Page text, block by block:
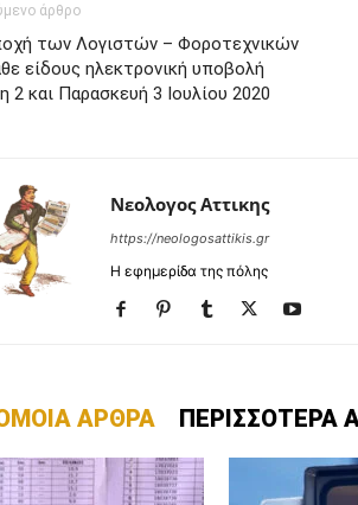
άρθρο
των Λογιστών – Φοροτεχνικών
είδους ηλεκτρονική υποβολή
2 και Παρασκευή 3 Ιουλίου 2020
Νεολογος Αττικης
https://neologosattikis.gr
Η εφημερίδα της πόλης
ΑΡΘΡΑ ΠΕΡΙΣΣΟΤΕΡΑ